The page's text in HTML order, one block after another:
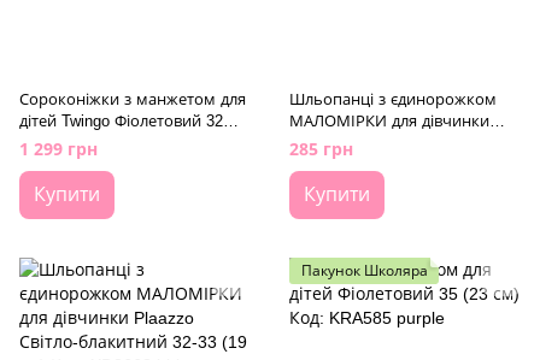
Сороконіжки з манжетом для
дітей Twingo Фіолетовий 32
(20,7 см) Код: SAH 585m purple
1 299 грн
Купити
Шльопанці з єдинорожком
МАЛОМІРКИ для дівчинки
Plaazzo Блакитно-жовтий 24-
25 (15 см) Код: XD8663 blue-
yell
285 грн
Купити
Пакунок Школяра